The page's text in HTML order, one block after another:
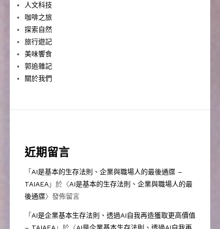
人文科技
咖啡之旅
探索自然
旅行遊記
美味饗食
郭追雜記
關於我們
近期留言
「 AI是基本的生存法則、企業與職場人的最後通牒 –
TAIAEA」於〈AI是基本的生存法則、企業與職場人的最
後通牒〉發佈留言
「 AI是企業基本生存法則、透過AI自我再造獲取更高價值